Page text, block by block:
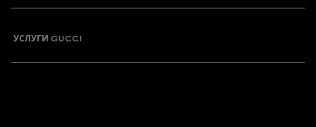
УСЛУГИ GUCCI